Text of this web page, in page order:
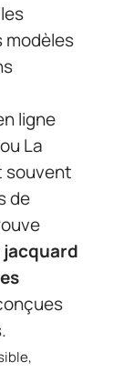
modèles
ligne
La
souvent
de
jacquard